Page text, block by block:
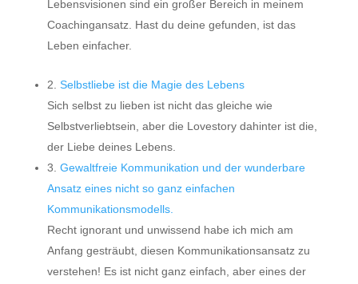
Lebensvisionen sind ein großer Bereich in meinem
Coachingansatz. Hast du deine gefunden, ist das
Leben einfacher.
2. Selbstliebe ist die Magie des Lebens
Sich selbst zu lieben ist nicht das gleiche wie
Selbstverliebtsein, aber die Lovestory dahinter ist die,
der Liebe deines Lebens.
3. Gewaltfreie Kommunikation und der wunderbare
Ansatz eines nicht so ganz einfachen
Kommunikationsmodells.
Recht ignorant und unwissend habe ich mich am
Anfang gesträubt, diesen Kommunikationsansatz zu
verstehen! Es ist nicht ganz einfach, aber eines der